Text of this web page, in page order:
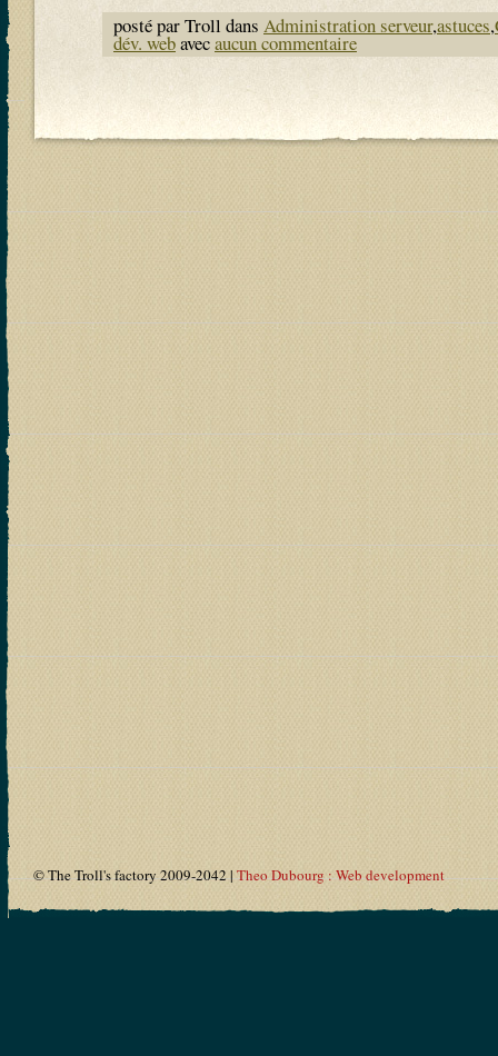
posté par Troll dans Administration serveur,astuces,
dév. webavecaucun commentaire
© The Troll's factory 2009-2042 |Theo Dubourg : Web development